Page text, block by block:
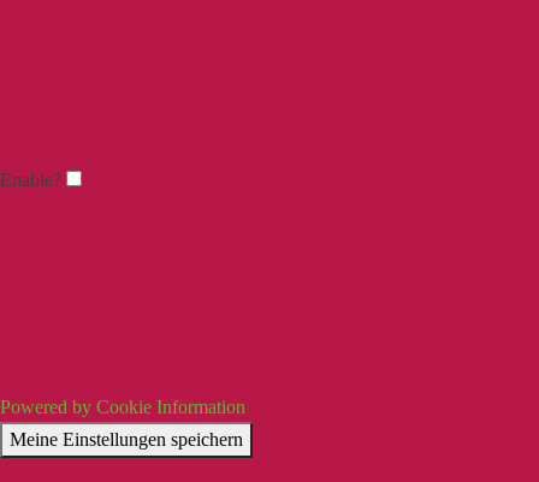
Enable?
Powered by Cookie Information
Meine Einstellungen speichern